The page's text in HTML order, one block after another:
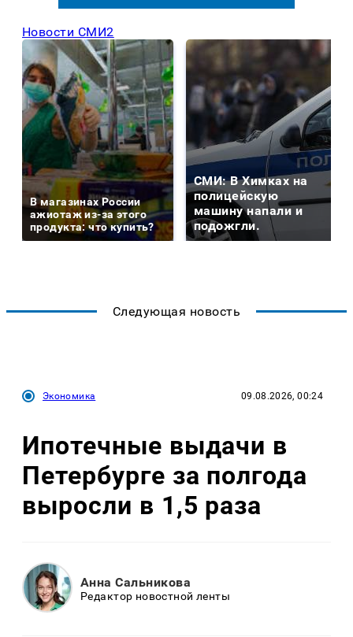
Новости СМИ2
В магазинах России
ажиотаж из-за этого
продукта: что купить?
СМИ: В Химках на
полицейскую
машину напали и
подожгли.
Следующая новость
Экономика 09.08.2026, 00:24
Ипотечные выдачи в
Петербурге за полгода
выросли в 1,5 раза
Анна Сальникова
Редактор новостной ленты